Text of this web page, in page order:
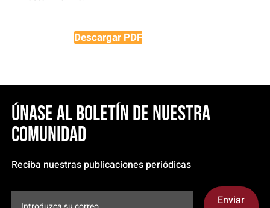
Descargar PDF
Únase al boletín de nuestra
comunidad
Reciba nuestras publicaciones periódicas
Enviar